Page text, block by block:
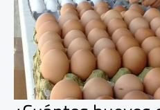
se
producen
en
Ecuador
al
año?